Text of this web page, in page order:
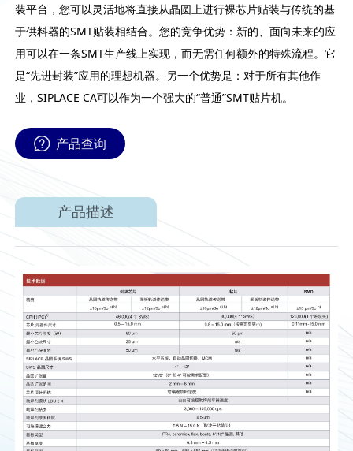
装平台，您可以灵活地将直接从晶圆上进行裸芯片贴装与传统的基
于供料器的SMT贴装相结合。您的竞争优势：新的、面向未来的应
用可以在一条SMT生产线上实现，而无需任何额外的特殊流程。它
是“先进封装”应用的理想机器。另一个优势是：对于所有其他作
业，SIPLACE CA可以作为一个强大的“普通”SMT贴片机。
产品查询
产品描述